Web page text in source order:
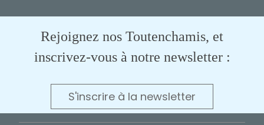
Rejoignez nos Toutenchamis, et
inscrivez-vous à notre newsletter :
S'inscrire à la newsletter